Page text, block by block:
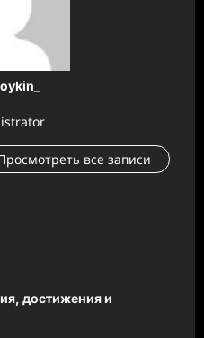
все записи
достижения и